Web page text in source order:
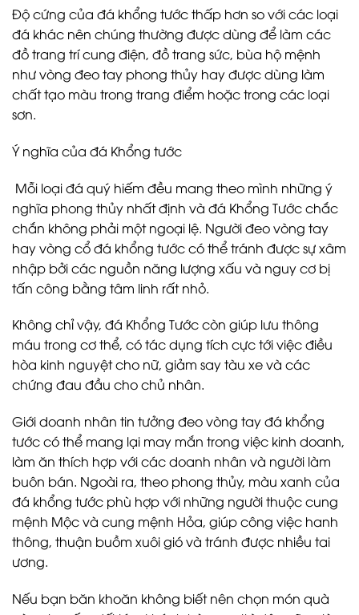
Độ cứng của đá khổng tước thấp hơn so với các loại
đá khác nên chúng thường được dùng để làm các
đồ trang trí cung điện, đồ trang sức, bùa hộ mệnh
như vòng đeo tay phong thủy hay được dùng làm
chất tạo màu trong trang điểm hoặc trong các loại
sơn.
Ý nghĩa của đá Khổng tước
Mỗi loại đá quý hiếm đều mang theo mình những ý
nghĩa phong thủy nhất định và đá Khổng Tước chắc
chắn không phải một ngoại lệ. Người đeo vòng tay
hay vòng cổ đá khổng tước có thể tránh được sự xâm
nhập bởi các nguồn năng lượng xấu và nguy cơ bị
tấn công bằng tâm linh rất nhỏ.
Không chỉ vậy, đá Khổng Tước còn giúp lưu thông
máu trong cơ thể, có tác dụng tích cực tới việc điều
hòa kinh nguyệt cho nữ, giảm say tàu xe và các
chứng đau đầu cho chủ nhân.
Giới doanh nhân tin tưởng đeo vòng tay đá khổng
tước có thể mang lại may mắn trong việc kinh doanh,
làm ăn thích hợp với các doanh nhân và người làm
buôn bán. Ngoài ra, theo phong thủy, màu xanh của
đá khổng tước phù hợp với những người thuộc cung
mệnh Mộc và cung mệnh Hỏa, giúp công việc hanh
thông, thuận buồm xuôi gió và tránh được nhiều tai
ương.
Nếu bạn băn khoăn không biết nên chọn món quà